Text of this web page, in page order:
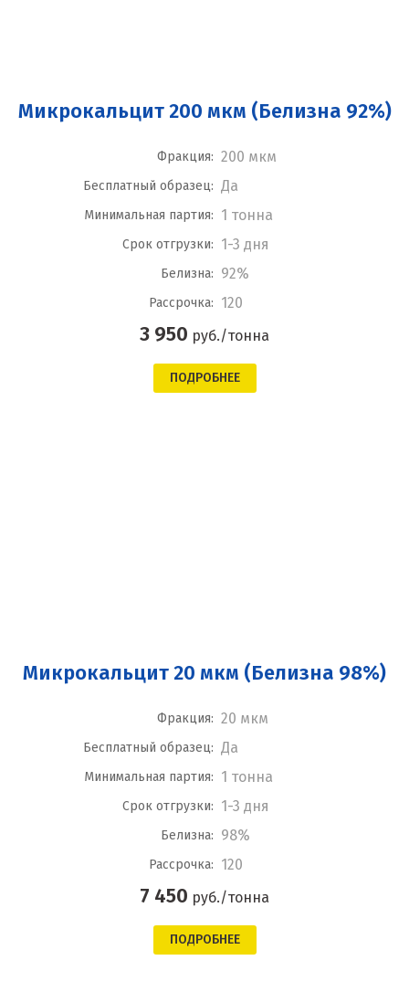
Микрокальцит 200 мкм (Белизна 92%)
Фракция: 200 мкм
Бесплатный образец: Да
Минимальная партия: 1 тонна
Срок отгрузки: 1-3 дня
Белизна: 92%
Рассрочка: 120
3 950 руб./тонна
ПОДРОБНЕЕ
Микрокальцит 20 мкм (Белизна 98%)
Фракция: 20 мкм
Бесплатный образец: Да
Минимальная партия: 1 тонна
Срок отгрузки: 1-3 дня
Белизна: 98%
Рассрочка: 120
7 450 руб./тонна
ПОДРОБНЕЕ